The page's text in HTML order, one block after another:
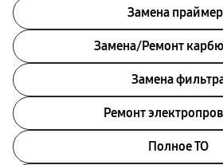
Замена
Замена/Pемонт
Замена
Ремонт
Полное ТО